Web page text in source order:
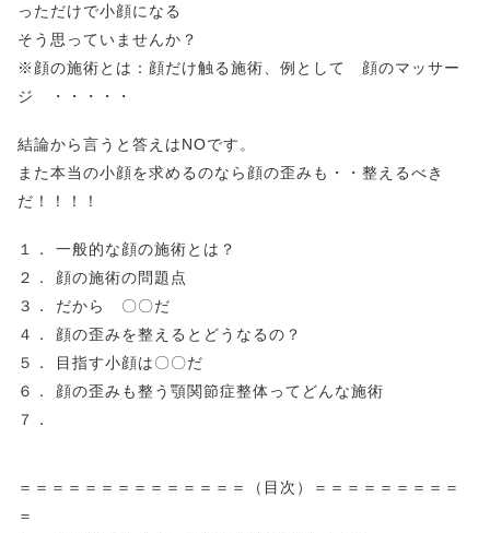
っただけで小顔になる
そう思っていませんか？
※顔の施術とは：顔だけ触る施術、例として 顔のマッサー
ジ ・・・・・
結論から言うと答えはNOです。
また本当の小顔を求めるのなら顔の歪みも・・整えるべき
だ！！！！
１． 一般的な顔の施術とは？
２． 顔の施術の問題点
３． だから 〇〇だ
４． 顔の歪みを整えるとどうなるの？
５． 目指す小顔は〇〇だ
６． 顔の歪みも整う顎関節症整体ってどんな施術
７．
＝＝＝＝＝＝＝＝＝＝＝＝＝＝（目次）＝＝＝＝＝＝＝＝＝
＝